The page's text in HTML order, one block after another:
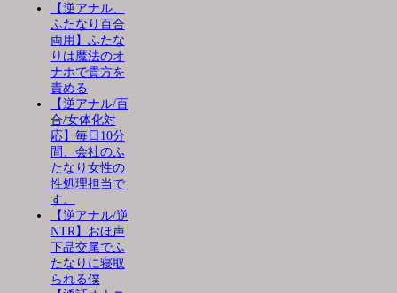
【逆アナル、
ふたなり百合
両用】ふたな
りは魔法のオ
ナホで貴方を
責める
【逆アナル/百
合/女体化対
応】毎日10分
間、会社のふ
たなり女性の
性処理担当で
す。
【逆アナル/逆
NTR】おほ声
下品交尾でふ
たなりに寝取
られる僕